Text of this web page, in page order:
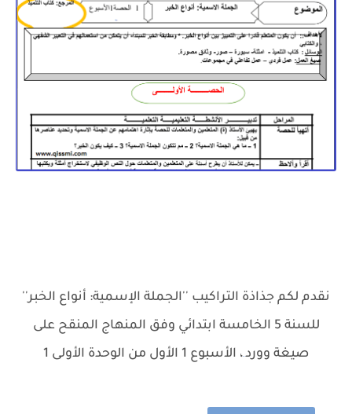
نقدم لكم جذاذة التراكيب ''الجملة الإسمية: أنواع الخبر''
للسنة 5 الخامسة ابتدائي وفق المنهاج المنقح على
صيغة وورد.، الأسبوع 1 الأول من الوحدة الأولى 1